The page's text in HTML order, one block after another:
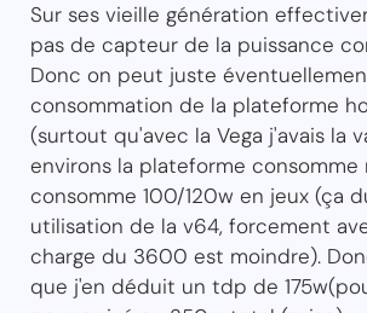
Sur ses vieille génération
pas de capteur de la puissance
Donc on peut juste
consommation de la plateforme
(surtout qu'avec la Vega j'avais la
environs la plateforme consomme
consomme 100/120w en jeux (ça
utilisation de la v64, forcement
charge du 3600 est moindre).
que j'en déduit un tdp de